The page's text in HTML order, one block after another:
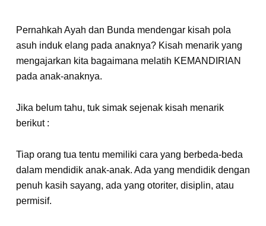
Pernahkah Ayah dan Bunda mendengar kisah pola
asuh induk elang pada anaknya? Kisah menarik yang
mengajarkan kita bagaimana melatih KEMANDIRIAN
pada anak-anaknya.
Jika belum tahu, tuk simak sejenak kisah menarik
berikut :
Tiap orang tua tentu memiliki cara yang berbeda-beda
dalam mendidik anak-anak. Ada yang mendidik dengan
penuh kasih sayang, ada yang otoriter, disiplin, atau
permisif.